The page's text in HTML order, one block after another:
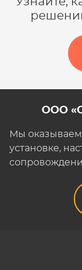
ООО
Мы оказываем
установке,